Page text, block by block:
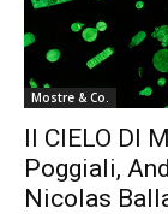
Mostre & Co.
Il CIELO DI
Poggiali,
Nicolas